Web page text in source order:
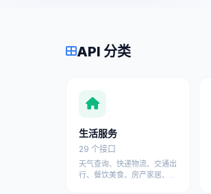
API 分类
生活服务
29 个接口
天气查询、快递物流、交通出
行、餐饮美食、房产家居、宠